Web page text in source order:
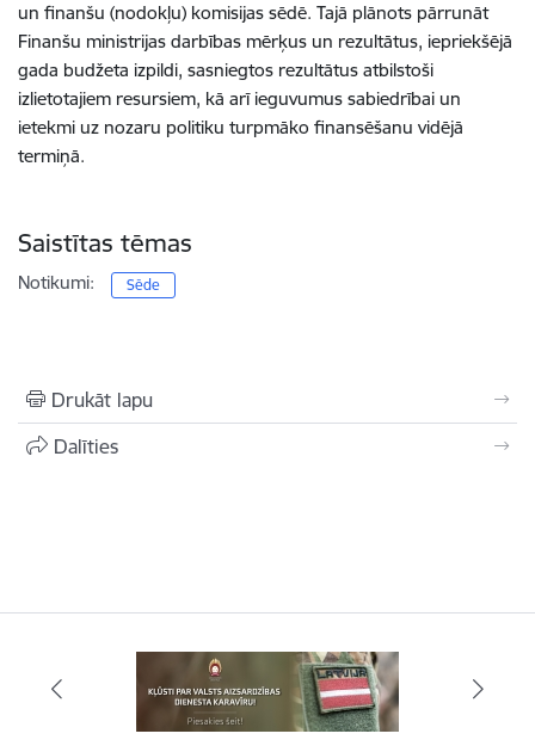
un finanšu (nodokļu) komisijas sēdē. Tajā plānots pārrunāt
Finanšu ministrijas darbības mērķus un rezultātus, iepriekšējā
gada budžeta izpildi, sasniegtos rezultātus atbilstoši
izlietotajiem resursiem, kā arī ieguvumus sabiedrībai un
ietekmi uz nozaru politiku turpmāko finansēšanu vidējā
termiņā.
Saistītas tēmas
Notikumi: Sēde
Drukāt lapu
Dalīties